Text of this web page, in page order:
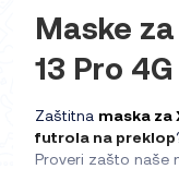
Maske
13 Pro 4G
Zaštitna maska za
futrola na preklop
Proveri zašto naše